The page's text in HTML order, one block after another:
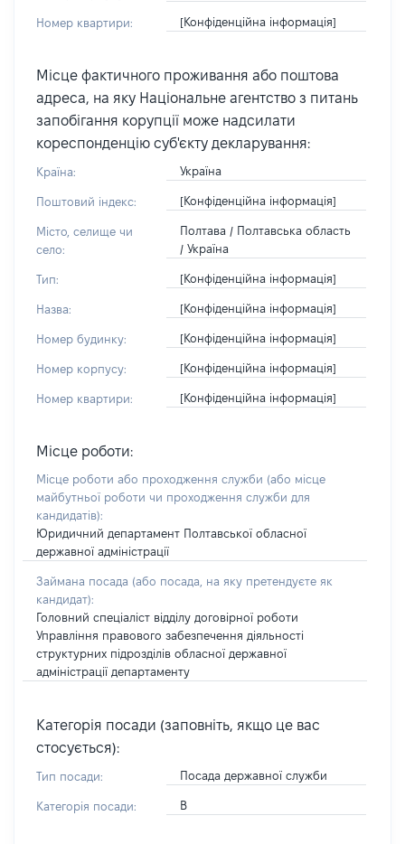
Номер квартири: [Конфіденційна інформація]
Місце фактичного проживання або поштова
адреса, на яку Національне агентство з питань
запобігання корупції може надсилати
кореспонденцію суб'єкту декларування:
Країна: Україна
Поштовий індекс: [Конфіденційна інформація]
Місто, селище чи
село:
Полтава / Полтавська область
/ Україна
Тип: [Конфіденційна інформація]
Назва: [Конфіденційна інформація]
Номер будинку: [Конфіденційна інформація]
Номер корпусу: [Конфіденційна інформація]
Номер квартири: [Конфіденційна інформація]
Місце роботи:
Місце роботи або проходження служби (або місце
майбутньої роботи чи проходження служби для
кандидатів):
Юридичний департамент Полтавської обласної
державної адміністрації
Займана посада (або посада, на яку претендуєте як
кандидат):
Головний спеціаліст відділу договірної роботи
Управління правового забезпечення діяльності
структурних підрозділів обласної державної
адміністрації департаменту
Категорія посади (заповніть, якщо це вас
стосується):
Тип посади: Посада державної служби
Категорія посади: В